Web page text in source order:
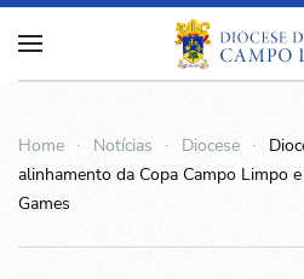
Home Notícias Diocese
alinhamento da Copa Campo Limpo
Games